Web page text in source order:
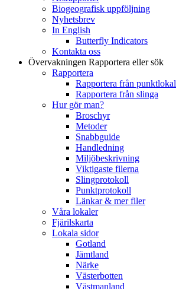
Biogeografisk uppföljning
Nyhetsbrev
In English
Butterfly Indicators
Kontakta oss
Övervakningen Rapportera eller sök
Rapportera
Rapportera från punktlokal
Rapportera från slinga
Hur gör man?
Broschyr
Metoder
Snabbguide
Handledning
Miljöbeskrivning
Viktigaste filerna
Slingprotokoll
Punktprotokoll
Länkar & mer filer
Våra lokaler
Fjärilskarta
Lokala sidor
Gotland
Jämtland
Närke
Västerbotten
Västmanland